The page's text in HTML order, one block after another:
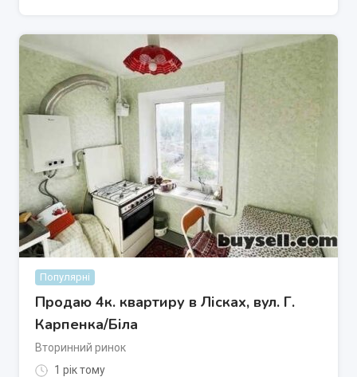
Популярні
Продаю 4к. квартиру в Лісках, вул. Г.
Карпенка/Біла
Вторинний ринок
1 рік тому